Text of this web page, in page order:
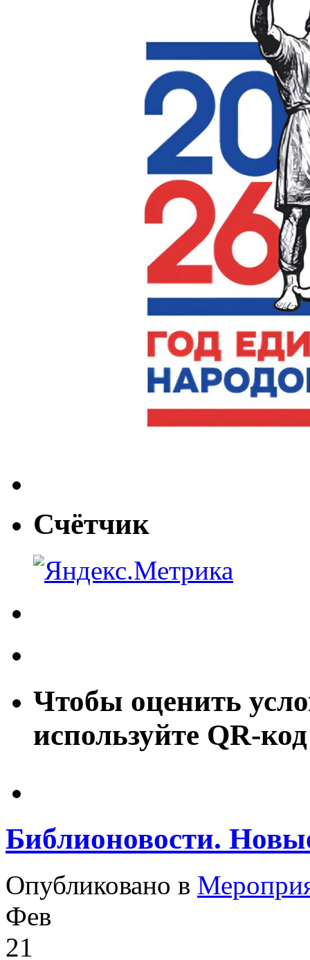
Счётчик
Чтобы оценить
используйте QR-код
Библионовости.
Опубликовано в
Фев
21